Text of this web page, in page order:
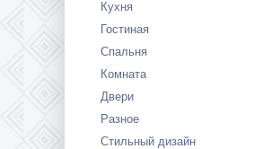
Кухня
Гостиная
Спальня
Комната
Двери
Разное
Стильный дизайн